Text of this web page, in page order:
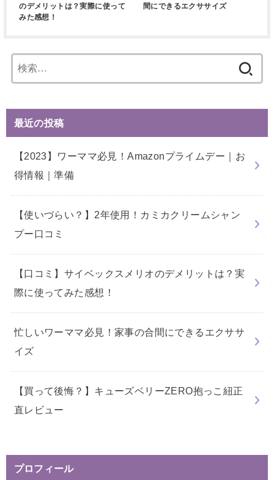
のデメリットは？実際に使って
みた感想！
間にできるエクササイズ
索:
最近の投稿
【2023】ワーママ必見！Amazonプライムデー｜お
得情報｜準備
【使いづらい？】2年使用！カミカクリームシャン
プー口コミ
【口コミ】サイベックスメリオのデメリットは？実
際に使ってみた感想！
忙しいワーママ必見！家事の合間にできるエクササ
イズ
【買って後悔？】キューズベリーZERO抱っこ紐正
直レビュー
プロフィール